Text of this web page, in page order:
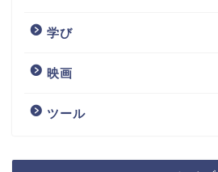
学び
映画
ツール